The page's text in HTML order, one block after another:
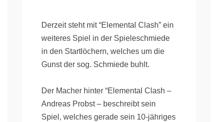
Derzeit steht mit “Elemental Clash” ein
weiteres Spiel in der Spieleschmiede
in den Startlöchern, welches um die
Gunst der sog. Schmiede buhlt.
Der Macher hinter “Elemental Clash –
Andreas Probst – beschreibt sein
Spiel, welches gerade sein 10-jähriges